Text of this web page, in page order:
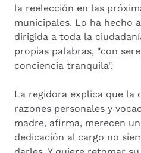
la reelección en las
municipales. Lo ha hecho
dirigida a toda la
propias palabras, "con
conciencia tranquila".
La regidora explica que la
razones personales y
madre, afirma, merecen
dedicación al cargo no